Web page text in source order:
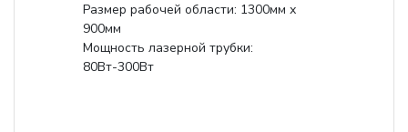
Размер рабочей области: 1300мм х
900мм
Мощность лазерной трубки:
80Вт-300Вт